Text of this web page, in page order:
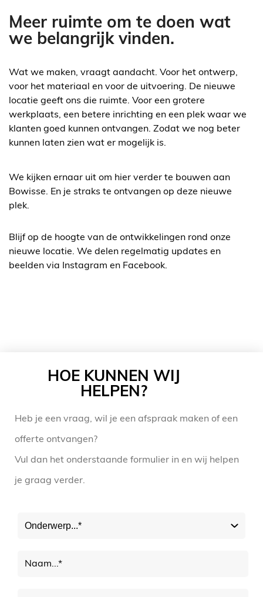
Meer ruimte om te doen wat
we belangrijk vinden.
Wat we maken, vraagt aandacht. Voor het ontwerp,
voor het materiaal en voor de uitvoering. De nieuwe
locatie geeft ons die ruimte. Voor een grotere
werkplaats, een betere inrichting en een plek waar we
klanten goed kunnen ontvangen. Zodat we nog beter
kunnen laten zien wat er mogelijk is.
We kijken ernaar uit om hier verder te bouwen aan
Bowisse. En je straks te ontvangen op deze nieuwe
plek.
Blijf op de hoogte van de ontwikkelingen rond onze
nieuwe locatie. We delen regelmatig updates en
beelden via Instagram en Facebook.
HOE KUNNEN WIJ
HELPEN?
Heb je een vraag, wil je een afspraak maken of een
offerte ontvangen?
Vul dan het onderstaande formulier in en wij helpen
je graag verder.